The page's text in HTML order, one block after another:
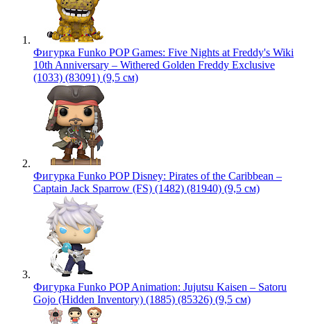
Фигурка Funko POP Games: Five Nights at Freddy's Wiki
10th Anniversary – Withered Golden Freddy Exclusive
(1033) (83091) (9,5 см)
Фигурка Funko POP Disney: Pirates of the Caribbean –
Captain Jack Sparrow (FS) (1482) (81940) (9,5 см)
Фигурка Funko POP Animation: Jujutsu Kaisen – Satoru
Gojo (Hidden Inventory) (1885) (85326) (9,5 см)